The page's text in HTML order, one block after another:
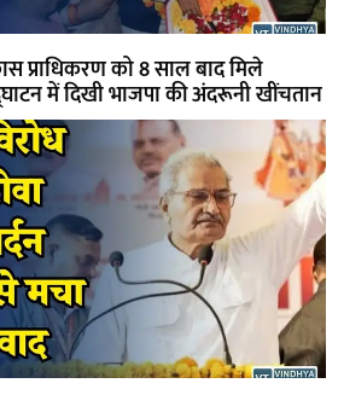
प्राधिकरण को 8 साल बाद मिले
में दिखी भाजपा की अंदरूनी खींचतान